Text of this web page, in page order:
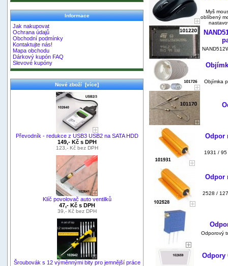
Informace
Jak nakupovat
Ochrana údajů
Obchodní podmínky
Kontaktujte nás!
Mapa obchodu
Dárkový kupón FAQ
Slevové kupóny
Nové zboží [více]
Převodník - redukce z USB3 USB2 na SATA HDD
149,- Kč s DPH
123,- Kč bez DPH
Klíč povolovač auto ventilků
47,- Kč s DPH
39,- Kč bez DPH
Šroubovák s 12 výměnnými bity pro jemnější práce
Myš
oblíbený
Objímka
Odpor
1931 /
Odpor
2528 /
Odporový
Odpory